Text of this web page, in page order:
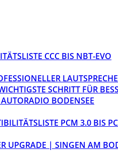
CCC BIS NBT-EVO
SCHRITT FÜR
BODENSEE
PCM 3.0 BIS
UPGRADE | SINGEN AM